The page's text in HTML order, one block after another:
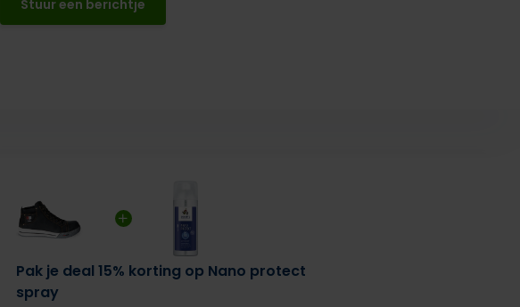
Stuur een berichtje
Pak je deal 15% korting op Nano protect
spray